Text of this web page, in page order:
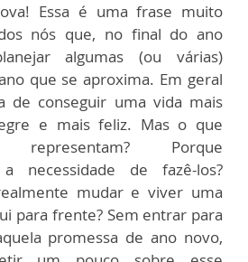
Essa é uma frase muito
nós que, no final do ano
algumas (ou várias)
que se aproxima. Em geral
de conseguir uma vida mais
e mais feliz. Mas o que
Porque
necessidade de fazê-los?
mudar e viver uma
para frente? Sem entrar para
promessa de ano novo,